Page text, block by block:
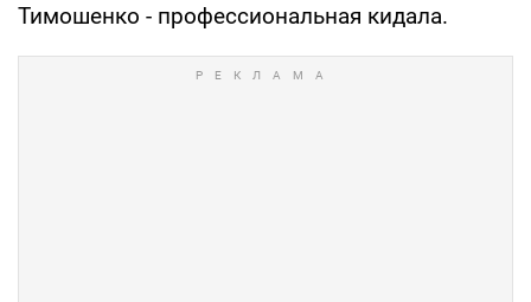
Тимошенко - профессиональная кидала.